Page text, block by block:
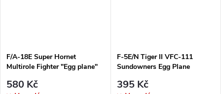
F/A-18E Super Hornet
Multirole Fighter "Egg plane"
580 Kč
F-5E/N Tiger II VFC-111
Sundowners Egg Plane
395 Kč